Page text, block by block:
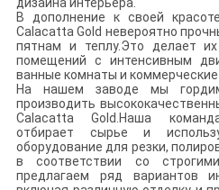
дизайна интерьера.
В дополнение к своей
Calacatta Gold невероятно
пятнам и теплу.Это делает
помещений с интенсивным
ванные комнаты и
На нашем заводе мы
производить
Calacatta Gold.Наша
отбирает сырье и
оборудование для резки,
в соответствии со
предлагаем ряд вариантов